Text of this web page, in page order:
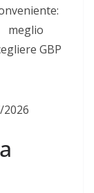
meglio
GBP